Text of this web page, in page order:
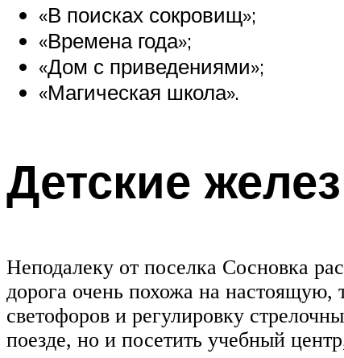
«В поисках сокровищ»;
«Времена года»;
«Дом с приведениями»;
«Магическая школа».
Детские
Неподалеку от поселка Сосновка
дорога очень похожа на настоящую,
светофоров и регулировку
поезде, но и посетить учебный